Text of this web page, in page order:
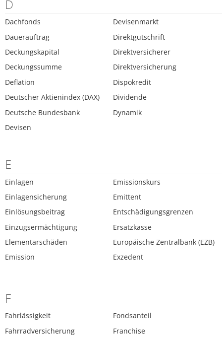
D
Dachfonds
Dauerauftrag
Deckungskapital
Deckungssumme
Deflation
Deutscher Aktienindex (DAX)
Deutsche Bundesbank
Devisen
Devisenmarkt
Direktgutschrift
Direktversicherer
Direktversicherung
Dispokredit
Dividende
Dynamik
E
Einlagen
Einlagensicherung
Einlösungsbeitrag
Einzugsermächtigung
Elementarschäden
Emission
Emissionskurs
Emittent
Entschädigungsgrenzen
Ersatzkasse
Europäische Zentralbank (EZB)
Exzedent
F
Fahrlässigkeit
Fahrradversicherung
Fondsanteil
Franchise